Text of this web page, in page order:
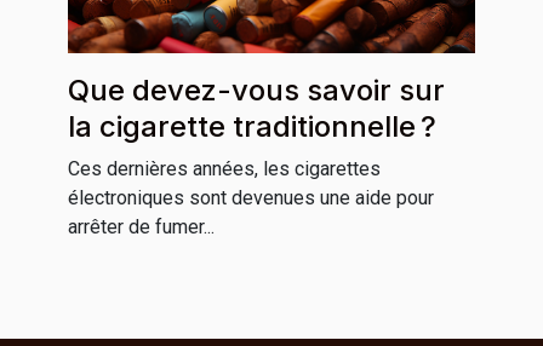
Que devez-vous savoir sur
la cigarette traditionnelle ?
Ces dernières années, les cigarettes
électroniques sont devenues une aide pour
arrêter de fumer...